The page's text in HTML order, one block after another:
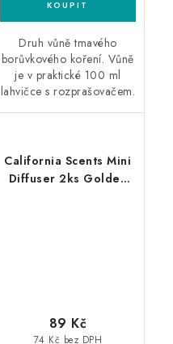
Druh vůně tmavého
borůvkového koření. Vůně
je v praktické 100 ml
lahvičce s rozprašovačem.
California Scents Mini
Diffuser 2ks Golden
74 Kč bez DPH
89 Kč